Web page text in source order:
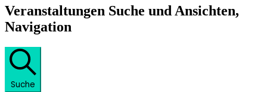
Veranstaltungen Suche und Ansichten,
Navigation
Suche